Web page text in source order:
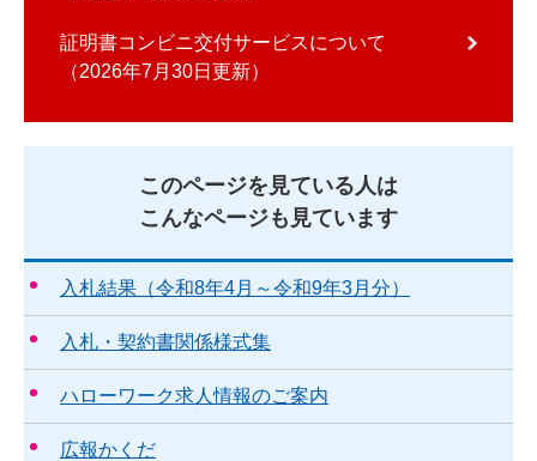
証明書コンビニ交付サービスについて
2026年7月30日更新
このページを見ている人は
こんなページも見ています
入札結果（令和8年4月～令和9年3月分）
入札・契約書関係様式集
ハローワーク求人情報のご案内
広報かくだ